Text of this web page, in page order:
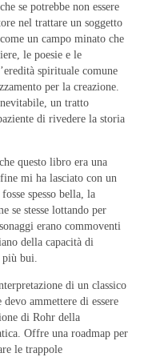
se potrebbe non essere
nel trattare un soggetto
un campo minato che
le poesie e le
spirituale comune
per la creazione.
un tratto
di rivedere la storia
questo libro era una
mi ha lasciato con un
spesso bella, la
se stesse lottando per
erano commoventi
della capacità di
più bui.
di un classico
ammettere di essere
di Rohr della
Offre una roadmap per
le trappole